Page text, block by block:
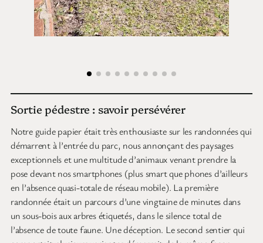
Sortie pédestre : savoir persévérer
Notre guide papier était très enthousiaste sur les randonnées qui
démarrent à l’entrée du parc, nous annonçant des paysages
exceptionnels et une multitude d’animaux venant prendre la
pose devant nos smartphones (plus smart que phones d’ailleurs
en l’absence quasi-totale de réseau mobile). La première
randonnée était un parcours d’une vingtaine de minutes dans
un sous-bois aux arbres étiquetés, dans le silence total de
l’absence de toute faune. Une déception. Le second sentier qui